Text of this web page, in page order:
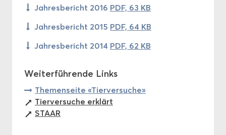
Jah­res­be­richt 2016 PDF, 63 KB
Jah­res­be­richt 2015 PDF, 64 KB
Jah­res­be­richt 2014 PDF, 62 KB
Wei­ter­füh­ren­de Links
The­men­sei­te «Tier­ver­su­che»
Tier­ver­su­che er­klärt
STAAR